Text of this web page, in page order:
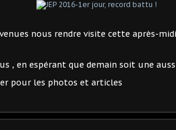
nous rendre visite cette après-
, en espérant que demain soit une
pour les photos et articles